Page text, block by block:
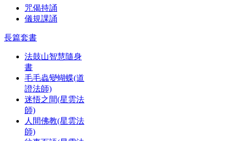
咒偈持誦
儀規課誦
長篇套書
法鼓山智慧隨身
書
毛毛蟲變蝴蝶(道
證法師)
迷悟之間(星雲法
師)
人間佛教(星雲法
師)